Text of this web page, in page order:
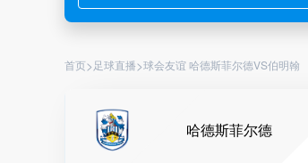
首页> 足球直播>球会友谊 哈德斯菲尔德VS伯明翰
哈德斯菲尔德